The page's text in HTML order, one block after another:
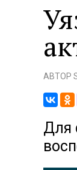
АВТОР
Для